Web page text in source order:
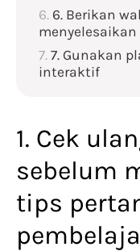
6. Berikan
7. Gunakan
interaktif
1. Cek
sebelum
tips